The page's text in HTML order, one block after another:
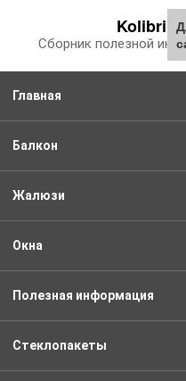
контентуСборник полезной
Главная
Балкон
Жалюзи
Окна
Полезная информация
Стеклопакеты